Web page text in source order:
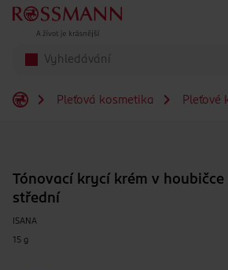
Přeskočit na hlavmní obsah
Pleťová kosmetika Pleťové
Tónovací krycí krém v
střední
ISANA
15 g